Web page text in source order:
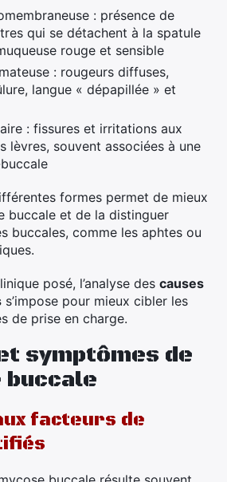
: présence de
qui se détachent à la spatule
rouge et sensible
: rougeurs diffuses,
langue « dépapillée » et
: fissures et irritations aux
lèvres, souvent associées à une
formes permet de mieux
buccale et de la distinguer
buccales, comme les aphtes ou
posé, l’analyse des causes
s’impose pour mieux cibler les
de prise en charge.
symptômes de
buccale
facteurs de